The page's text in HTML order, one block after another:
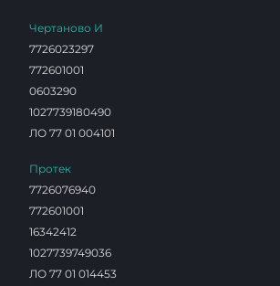
Чертаново И
7726023297
772601001
0603290
1027739180490
ЛО 77 01 004101
Протек
7726076940
772601001
16342412
1027739749036
ЛО 77 01 014453